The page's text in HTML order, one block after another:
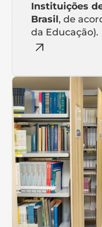
Instituições
Brasil, de
da Educação).